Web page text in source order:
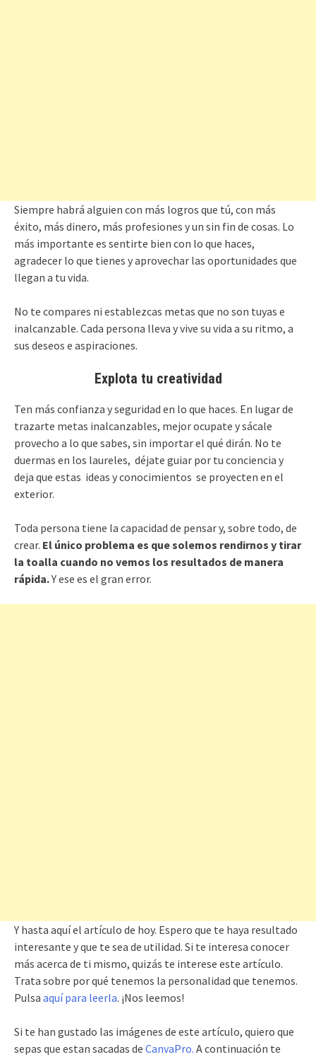
Siempre habrá alguien con más logros que tú, con más
éxito, más dinero, más profesiones y un sin fin de cosas. Lo
más importante es sentirte bien con lo que haces,
agradecer lo que tienes y aprovechar las oportunidades que
llegan a tu vida.
No te compares ni establezcas metas que no son tuyas e
inalcanzable. Cada persona lleva y vive su vida a su ritmo, a
sus deseos e aspiraciones.
Explota tu creatividad
Ten más confianza y seguridad en lo que haces. En lugar de
trazarte metas inalcanzables, mejor ocupate y sácale
provecho a lo que sabes, sin importar el qué dirán. No te
duermas en los laureles, déjate guiar por tu conciencia y
deja que estas ideas y conocimientos se proyecten en el
exterior.
Toda persona tiene la capacidad de pensar y, sobre todo, de
crear. El único problema es que solemos rendirnos y tirar
la toalla cuando no vemos los resultados de manera
rápida.Y ese es el gran error.
Y hasta aquí el artículo de hoy. Espero que te haya resultado
interesante y que te sea de utilidad. Si te interesa conocer
más acerca de ti mismo, quizás te interese este artículo.
Trata sobre por qué tenemos la personalidad que tenemos.
Pulsa aquí para leerla. ¡Nos leemos!
Si te han gustado las imágenes de este artículo, quiero que
sepas que estan sacadas de CanvaPro. A continuación te